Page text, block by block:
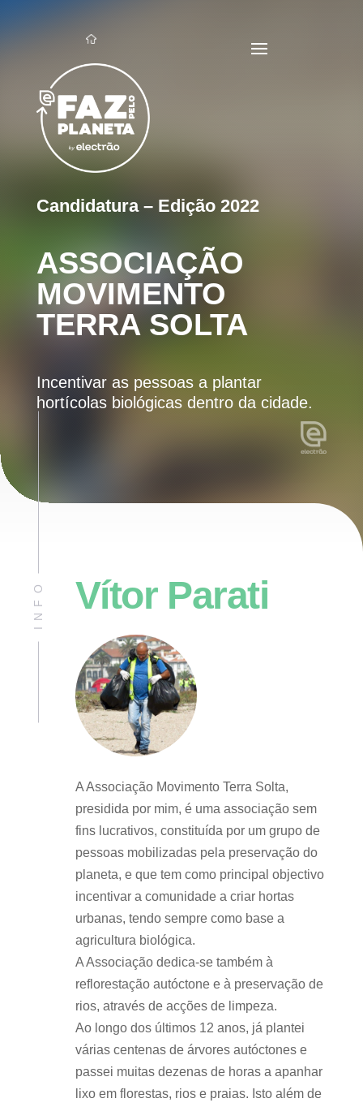
Candidatura – Edição 2022
ASSOCIAÇÃO
MOVIMENTO
TERRA SOLTA
Incentivar as pessoas a plantar
hortícolas biológicas dentro da cidade.
INFO Vítor Parati
A Associação Movimento Terra Solta,
presidida por mim, é uma associação sem
fins lucrativos, constituída por um grupo de
pessoas mobilizadas pela preservação do
planeta, e que tem como principal objectivo
incentivar a comunidade a criar hortas
urbanas, tendo sempre como base a
agricultura biológica.
A Associação dedica-se também à
reflorestação autóctone e à preservação de
rios, através de acções de limpeza.
Ao longo dos últimos 12 anos, já plantei
várias centenas de árvores autóctones e
passei muitas dezenas de horas a apanhar
lixo em florestas, rios e praias. Isto além de